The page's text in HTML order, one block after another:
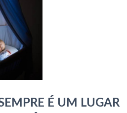
É UM LUGAR